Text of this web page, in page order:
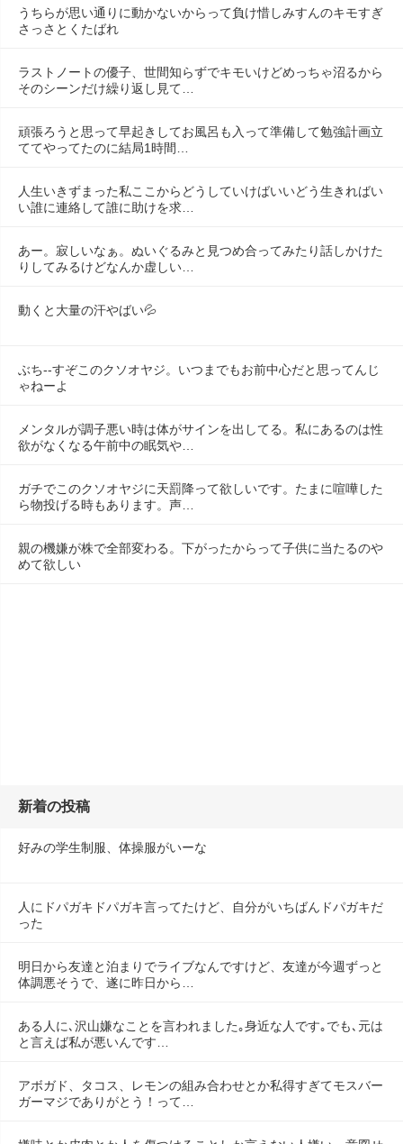
うちらが思い通りに動かないからって負け惜しみすんのキモすぎ
さっさとくたばれ
ラストノートの優子、世間知らずでキモいけどめっちゃ沼るから
そのシーンだけ繰り返し見て…
頑張ろうと思って早起きしてお風呂も入って準備して勉強計画立
ててやってたのに結局1時間…
人生いきずまった私ここからどうしていけばいいどう生きればい
い誰に連絡して誰に助けを求…
あー。寂しいなぁ。ぬいぐるみと見つめ合ってみたり話しかけた
りしてみるけどなんか虚しい…
動くと大量の汗やばい💦
ぶち--すぞこのクソオヤジ。いつまでもお前中心だと思ってんじ
ゃねーよ
メンタルが調子悪い時は体がサインを出してる。私にあるのは性
欲がなくなる午前中の眠気や…
ガチでこのクソオヤジに天罰降って欲しいです。たまに喧嘩した
ら物投げる時もあります。声…
親の機嫌が株で全部変わる。下がったからって子供に当たるのや
めて欲しい
新着の投稿
好みの学生制服、体操服がいーな
人にドパガキドパガキ言ってたけど、自分がいちばんドパガキだ
った
明日から友達と泊まりでライブなんですけど、友達が今週ずっと
体調悪そうで、遂に昨日から…
ある人に､沢山嫌なことを言われました｡身近な人です｡でも､元は
と言えば私が悪いんです…
アボガド、タコス、レモンの組み合わせとか私得すぎてモスバー
ガーマジでありがとう！って…